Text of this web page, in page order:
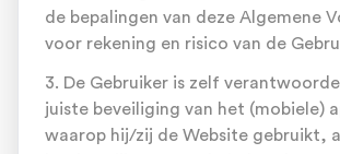
de bepalingen van deze Algemene
voor rekening en risico van de
3. De Gebruiker is zelf
juiste beveiliging van het (mobiele)
waarop hij/zij de Website gebruikt,